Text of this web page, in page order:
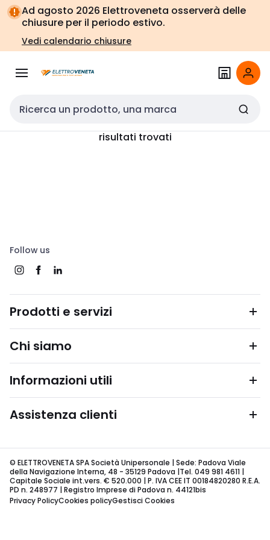
Vai alla
navigazione
Vai
alla
pagina
Ad agosto 2026 Elettroveneta osserverà delle
chiusure per il periodo estivo.
Vedi calendario chiusure
Cerca input
risultati trovati
Follow us
Prodotti e servizi
Chi siamo
Informazioni utili
Assistenza clienti
© ELETTROVENETA SPA Società Unipersonale | Sede: Padova Viale
della Navigazione Interna, 48 - 35129 Padova |Tel. 049 981 4611 |
Capitale Sociale int.vers. € 520.000 | P. IVA CEE IT 00184820280 R.E.A.
PD n. 248977 | Registro Imprese di Padova n. 44121bis
Privacy PolicyCookies policyGestisci Cookies